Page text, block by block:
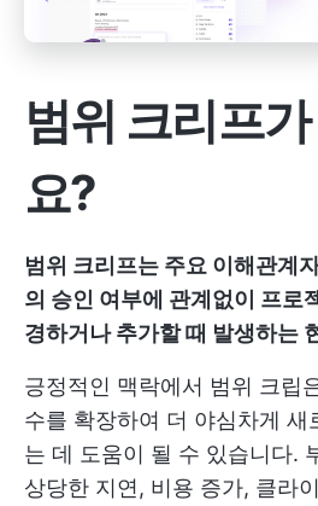
범위 크리프
요?
범위 크리프는 주요 이해관계
의 승인 여부에 관계없이 프로
경하거나 추가할 때 발생하는
긍정적인 맥락에서 범위 크립
수를 확장하여 더 야심차게 새
는 데 도움이 될 수 있습니다.
상당한 지연, 비용 증가, 클라